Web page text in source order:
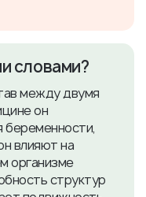
словами?
между двумя
он
беременности,
влияют на
организме
структур